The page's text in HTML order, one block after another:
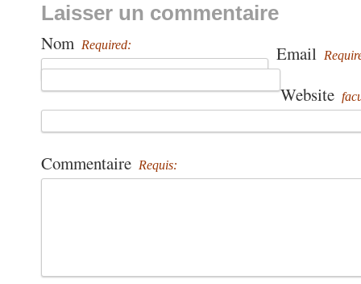
Laisser un commentaire
Nom Required: Email
Website
Commentaire Requis: